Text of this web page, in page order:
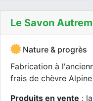
Le Savon
Nature & progrès
Fabrication à
frais de chèvre
Produits en vente :